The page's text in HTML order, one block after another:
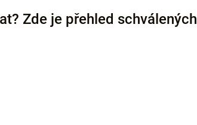
Zde je přehled schválených